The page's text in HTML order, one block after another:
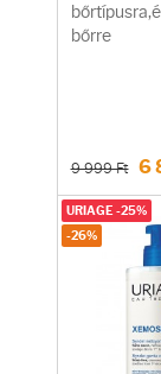
bőrre
9 999 Ft 6
URIAGE -25%
-26%
Hajkondicionálók
Hajhullás
Testápolás
Tisztálkodók